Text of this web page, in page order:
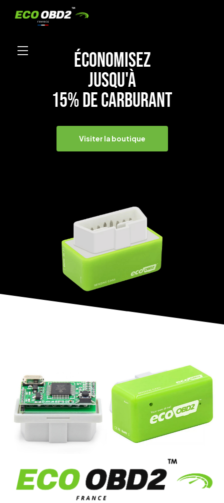
ÉCONOMISEZ
JUSQU'À
15% DE CARBURANT
Visiter la boutique